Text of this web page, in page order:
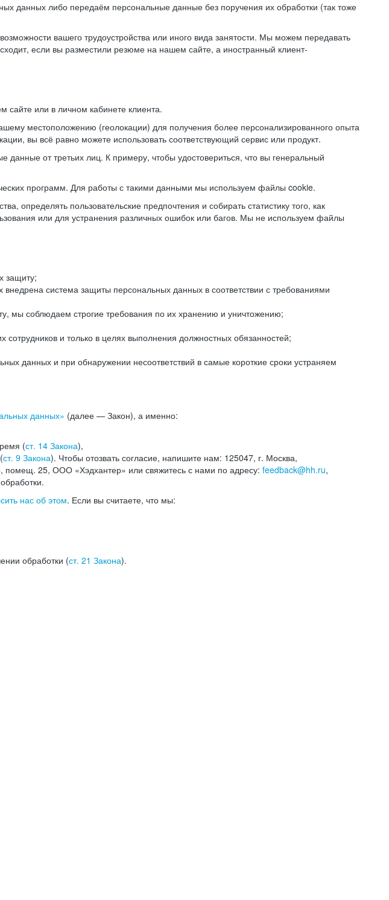
данных либо передаём персональные данные без поручения их обработки (так тоже
вашего трудоустройства или иного вида занятости. Мы можем передавать
если вы разместили резюме на нашем сайте, а иностранный клиент-
или в личном кабинете клиента.
местоположению (геолокации) для получения более персонализированного опыта
вы всё равно можете использовать соответствующий сервис или продукт.
от третьих лиц. К примеру, чтобы удостовериться, что вы генеральный
программ. Для работы с такими данными мы используем файлы cookie.
определять пользовательские предпочтения и собирать статистику того, как
или для устранения различных ошибок или багов. Мы не используем файлы
защиту;
система защиты персональных данных в соответствии с требованиями
мы соблюдаем строгие требования по их хранению и уничтожению;
и только в целях выполнения должностных обязанностей;
данных и при обнаружении несоответствий в самые короткие сроки устраняем
данных» (далее — Закон), а именно:
(ст. 14 Закона),
ст. 9 Закона). Чтобы отозвать согласие, напишите нам: 125047, г. Москва,
помещ. 25, ООО «Хэдхантер» или свяжитесь с нами по адресу: feedback@hh.ru,
нас об этом. Если вы считаете, что мы:
обработки (ст. 21 Закона).